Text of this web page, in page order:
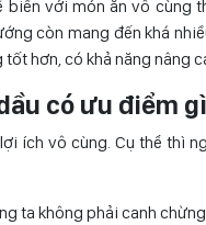
với món ăn vô cùng
còn mang đến khá
hơn, có khả năng nâng
có ưu điểm
ích vô cùng. Cụ thể thì
ta không phải canh